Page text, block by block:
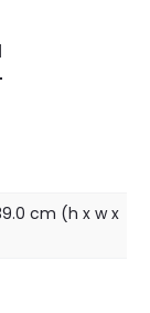
cm (h x w x